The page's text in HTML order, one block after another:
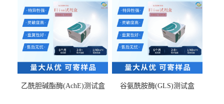
乙酰胆碱酯酶(AchE)测试盒 谷氨酰胺酶(GLS)测试盒